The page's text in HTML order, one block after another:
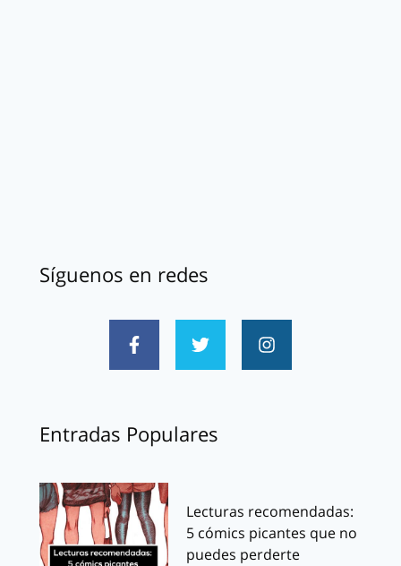
Síguenos en redes
Entradas Populares
Lecturas recomendadas:
5 cómics picantes que no
puedes perderte